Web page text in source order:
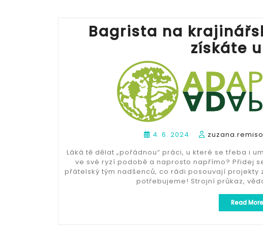
Bagrista na
získáte
4. 6. 2024
Láká tě dělat „pořádnou“ práci, u které se třeba i
ve své ryzí podobě a naprosto napřímo? Přidej
přátelský tým nadšenců, co rádi posouvají
potřebujeme! Strojní průkaz,
Read More